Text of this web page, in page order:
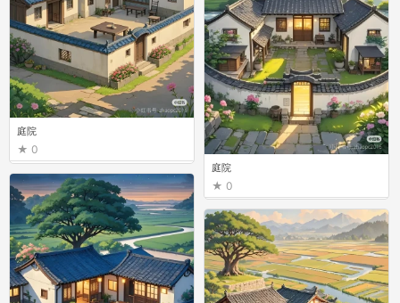
庭院
0
庭院
0